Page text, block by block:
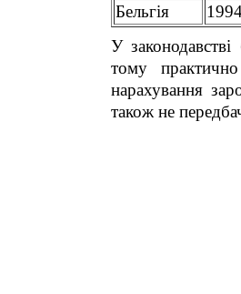
Бельгія
У законодавстві
тому
нарахування
також не